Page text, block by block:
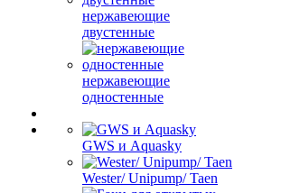
нержавеющие
двустенные
нержавеющие
одностенные
GWS и Aquasky
Wester/ Unipump/ Taen